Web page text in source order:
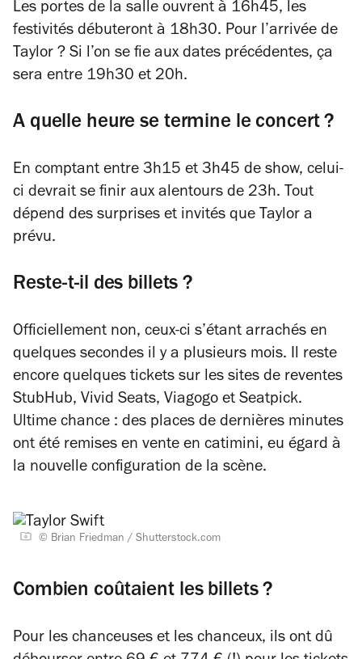
Les portes de la salle ouvrent à 16h45, les
festivités débuteront à 18h30. Pour l’arrivée de
Taylor ? Si l’on se fie aux dates précédentes, ça
sera entre 19h30 et 20h.
A quelle heure se termine le concert ?
En comptant entre 3h15 et 3h45 de show, celui-
ci devrait se finir aux alentours de 23h. Tout
dépend des surprises et invités que Taylor a
prévu.
Reste-t-il des billets ?
Officiellement non, ceux-ci s’étant arrachés en
quelques secondes il y a plusieurs mois. Il reste
encore quelques tickets sur les sites de reventes
StubHub, Vivid Seats, Viagogo et Seatpick.
Ultime chance : des places de dernières minutes
ont été remises en vente en catimini, eu égard à
la nouvelle configuration de la scène.
© Brian Friedman / Shutterstock.com
Combien coûtaient les billets ?
Pour les chanceuses et les chanceux, ils ont dû